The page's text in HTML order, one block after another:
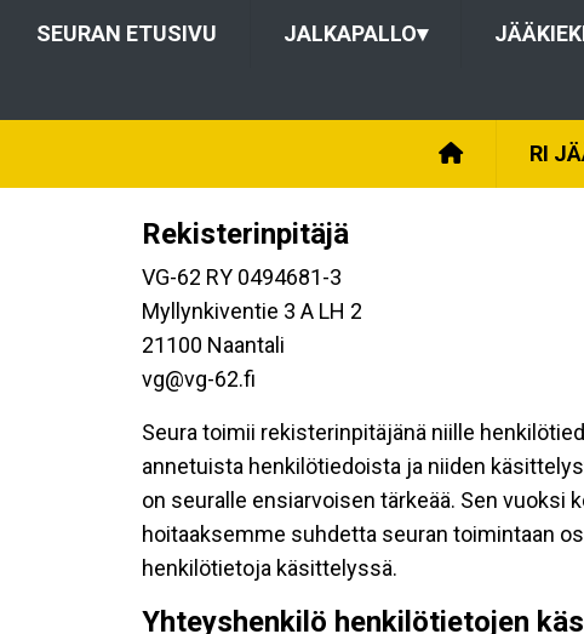
SEURAN ETUSIVU JALKAPALLO▾
RI
Rekisterinpitäjä
VG-62 RY 0494681-3
Myllynkiventie 3 A LH 2
21100 Naantali
vg@vg-62.fi
Seura toimii rekisterinpitäjänä niille
annetuista henkilötiedoista ja niiden
on seuralle ensiarvoisen tärkeää. Sen
hoitaaksemme suhdetta seuran toimintaan
henkilötietoja käsittelyssä.
Yhteyshenkilö henkilötietojen